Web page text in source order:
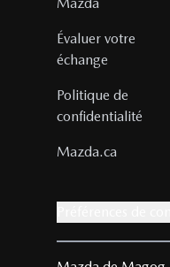
Évaluer votre
échange
Politique de
confidentialité
Mazda.ca